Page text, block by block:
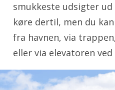
smukkeste udsigter ud
køre dertil, men du
fra havnen, via
eller via elevatoren